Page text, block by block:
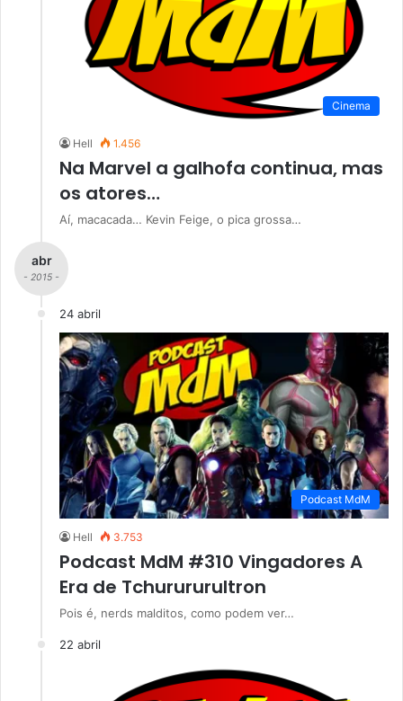
Cinema
Hell 1.456
Na Marvel a galhofa continua, mas
os atores…
Aí, macacada… Kevin Feige, o pica grossa…
abr
- 2015 -
24 abril
Podcast MdM
Hell 3.753
Podcast MdM #310 Vingadores A
Era de Tchurururultron
Pois é, nerds malditos, como podem ver…
22 abril